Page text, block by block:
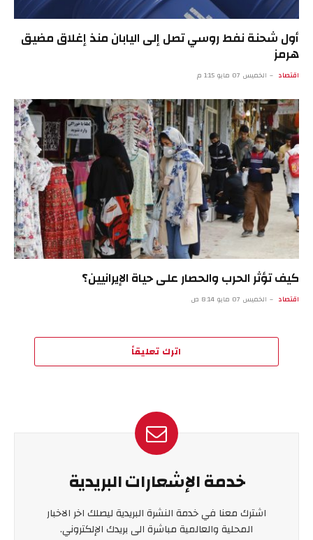
أول شحنة نفط روسي تصل إلى اليابان منذ إغلاق مضيق
هرمز
اقتصاد الخميس 07 مايو 1:15 م
كيف تؤثر الحرب والحصار على حياة الإيرانيين؟
اقتصاد الخميس 07 مايو 8:14 ص
اترك تعليقاً
خدمة الإشعارات البريدية
اشترك معنا في خدمة النشرة البريدية ليصلك اخر الاخبار
المحلية والعالمية مباشرة الى بريدك الإلكتروني.